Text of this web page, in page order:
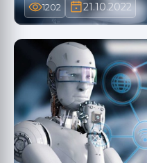
1202 21.10.2022